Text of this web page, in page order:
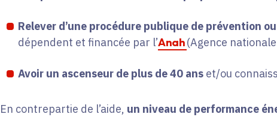
Relever d’une procédure publique de prévention
dépendent et financée par l’Anah(Agence
Avoir un ascenseur de plus de 40 anset/ou
En contrepartie de l’aide, un niveau de performance